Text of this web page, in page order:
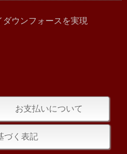
ウンフォースを実現
お支払いについて
づく表記